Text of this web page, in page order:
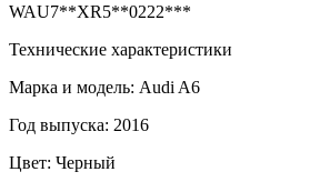
WAU7**XR5**0222***
Технические характеристики
Марка и модель: Audi A6
Год выпуска: 2016
Цвет: Черный